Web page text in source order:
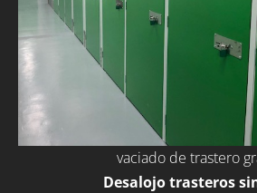
vaciado de trastero
Desalojo trasteros